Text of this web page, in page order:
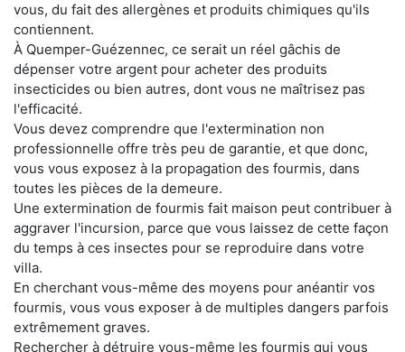
vous, du fait des allergènes et produits chimiques qu'ils
contiennent.
À Quemper-Guézennec, ce serait un réel gâchis de
dépenser votre argent pour acheter des produits
insecticides ou bien autres, dont vous ne maîtrisez pas
l'efficacité.
Vous devez comprendre que l'extermination non
professionnelle offre très peu de garantie, et que donc,
vous vous exposez à la propagation des fourmis, dans
toutes les pièces de la demeure.
Une extermination de fourmis fait maison peut contribuer à
aggraver l'incursion, parce que vous laissez de cette façon
du temps à ces insectes pour se reproduire dans votre
villa.
En cherchant vous-même des moyens pour anéantir vos
fourmis, vous vous exposer à de multiples dangers parfois
extrêmement graves.
Rechercher à détruire vous-même les fourmis qui vous